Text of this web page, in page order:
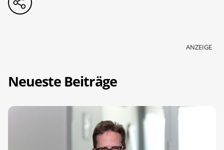
ANZEIGE
Neueste Beiträge